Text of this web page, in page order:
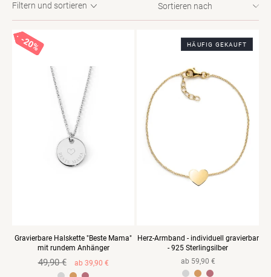
G
R
Filtern und sortieren
20%
20%
20%
Gravierbare Halskette "Beste Mama"
mit rundem Anhänger
Normaler
49,90 € Verkaufspreis
ab 39,90 €
HÄUFIG GEKAUFT
Herz-Armband - individuell gravierbar
- 925 Sterlingsilber
Normaler
Preis
ab 59,90 €